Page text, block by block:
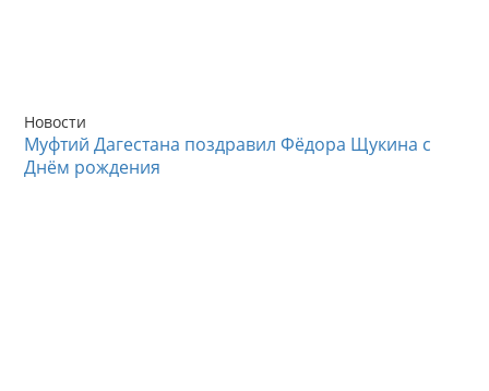
Новости
Муфтий Дагестана поздравил Фёдора Щукина с
Днём рождения